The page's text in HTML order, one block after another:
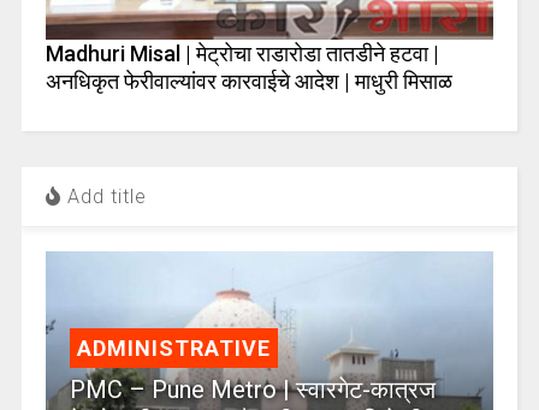
Madhuri Misal | मेट्रोचा राडारोडा तातडीने हटवा |
अनधिकृत फेरीवाल्यांवर कारवाईचे आदेश | माधुरी मिसाळ
Add title
ADMINISTRATIVE
PMC – Pune Metro | स्वारगेट-कात्रज